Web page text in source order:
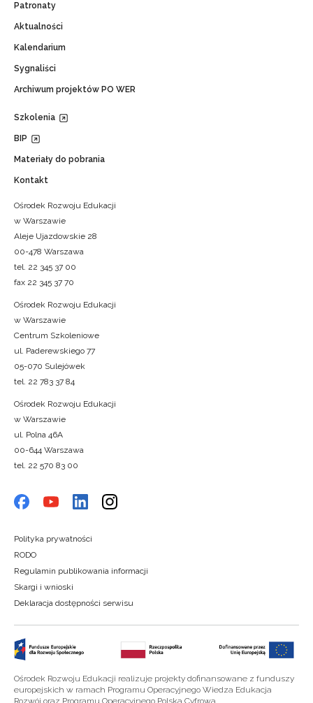
Patronaty
Aktualności
Kalendarium
Sygnaliści
Archiwum projektów PO WER
Szkolenia
BIP
Materiały do pobrania
Kontakt
Ośrodek Rozwoju Edukacji
w Warszawie
Aleje Ujazdowskie 28
00-478 Warszawa
tel. 22 345 37 00
fax 22 345 37 70
Ośrodek Rozwoju Edukacji
w Warszawie
Centrum Szkoleniowe
ul. Paderewskiego 77
05-070 Sulejówek
tel. 22 783 37 84
Ośrodek Rozwoju Edukacji
w Warszawie
ul. Polna 46A
00-644 Warszawa
tel. 22 570 83 00
Polityka prywatności
RODO
Regulamin publikowania informacji
Skargi i wnioski
Deklaracja dostępności serwisu
Ośrodek Rozwoju Edukacji realizuje projekty dofinansowane z funduszy
europejskich w ramach Programu Operacyjnego Wiedza Edukacja
Rozwój oraz Programu Operacyjnego Polska Cyfrowa